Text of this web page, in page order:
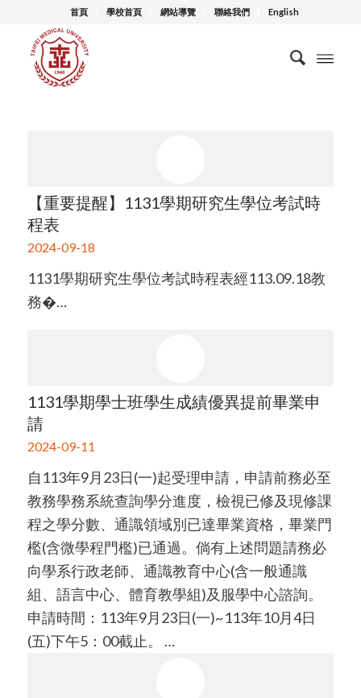
首頁 學校首頁 網站導覽 聯絡我們 English
【重要提醒】1131學期研究生學位考試時
程表
2024-09-18
1131學期研究生學位考試時程表經113.09.18教
務�…
1131學期學士班學生成績優異提前畢業申
請
2024-09-11
自113年9月23日(一)起受理申請，申請前務必至
教務學務系統查詢學分進度，檢視已修及現修課
程之學分數、通識領域別已達畢業資格，畢業門
檻(含微學程門檻)已通過。倘有上述問題請務必
向學系行政老師、通識教育中心(含一般通識
組、語言中心、體育教學組)及服學中心諮詢。
申請時間：113年9月23日(一)~113年10月4日
(五)下午5：00截止。 …